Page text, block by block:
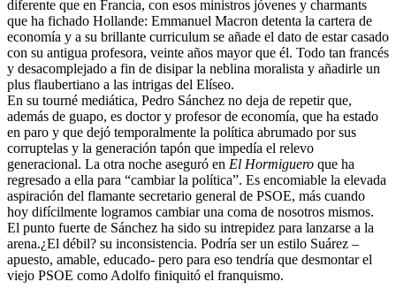
diferente que en Francia, con esos ministros jóvenes y charmants
que ha fichado Hollande: Emmanuel Macron detenta la cartera de
economía y a su brillante curriculum se añade el dato de estar casado
con su antigua profesora, veinte años mayor que él. Todo tan francés
y desacomplejado a fin de disipar la neblina moralista y añadirle un
plus flaubertiano a las intrigas del Elíseo.
En su tourné mediática, Pedro Sánchez no deja de repetir que,
además de guapo, es doctor y profesor de economía, que ha estado
en paro y que dejó temporalmente la política abrumado por sus
corruptelas y la generación tapón que impedía el relevo
generacional. La otra noche aseguró en El Hormiguero que ha
regresado a ella para “cambiar la política”. Es encomiable la elevada
aspiración del flamante secretario general de PSOE, más cuando
hoy difícilmente logramos cambiar una coma de nosotros mismos.
El punto fuerte de Sánchez ha sido su intrepidez para lanzarse a la
arena.¿El débil? su inconsistencia. Podría ser un estilo Suárez –
apuesto, amable, educado- pero para eso tendría que desmontar el
viejo PSOE como Adolfo finiquitó el franquismo.